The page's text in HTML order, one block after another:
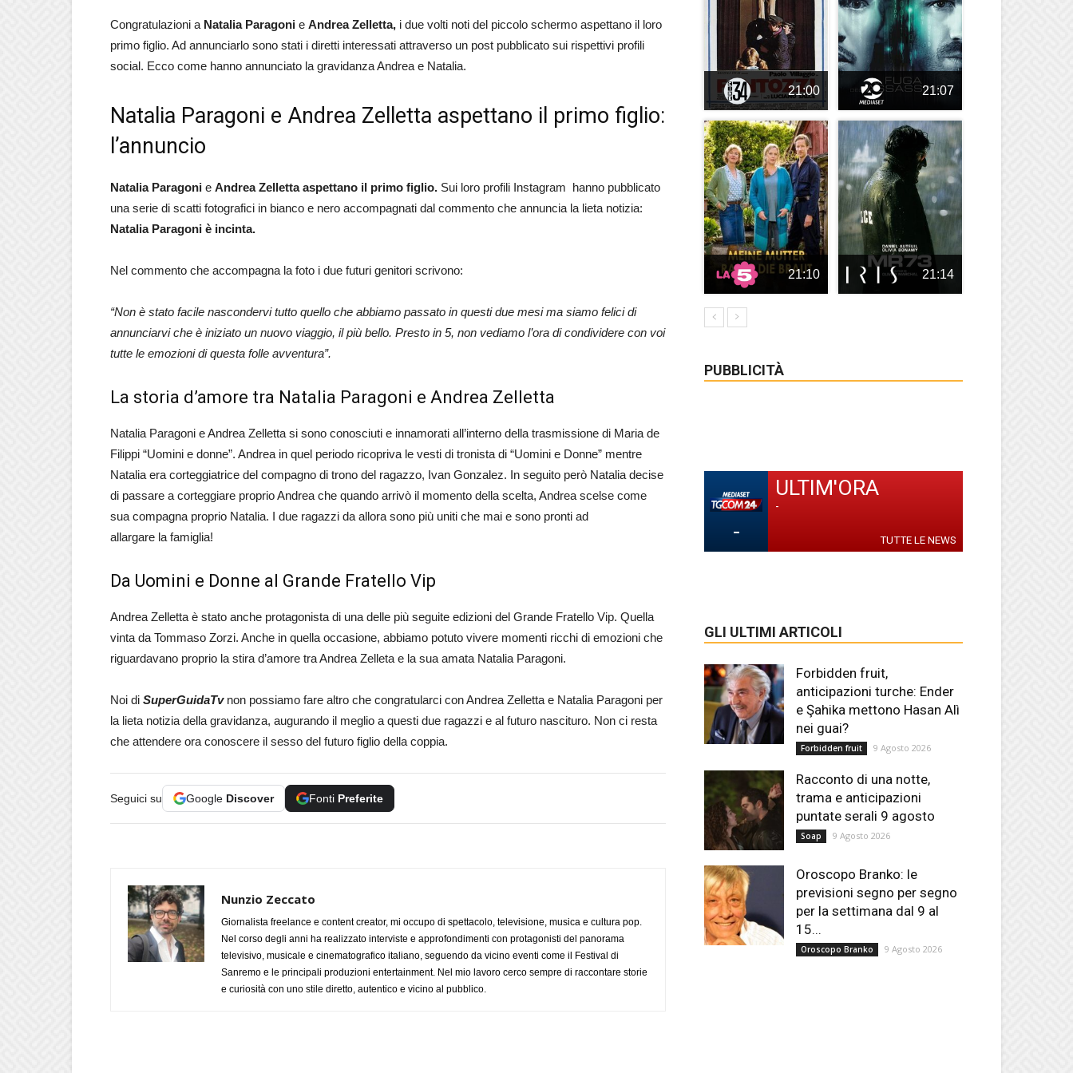
Congratulazioni a Natalia Paragoni e Andrea Zelletta, i due volti noti del piccolo schermo aspettano il loro
primo figlio. Ad annunciarlo sono stati i diretti interessati attraverso un post pubblicato sui rispettivi profili
social. Ecco come hanno annunciato la gravidanza Andrea e Natalia.
Natalia Paragoni e Andrea Zelletta aspettano il primo figlio:
l’annuncio
Natalia Paragoni e Andrea Zelletta aspettano il primo figlio. Sui loro profili Instagram hanno pubblicato
una serie di scatti fotografici in bianco e nero accompagnati dal commento che annuncia la lieta notizia:
Natalia Paragoni è incinta.
Nel commento che accompagna la foto i due futuri genitori scrivono:
“Non è stato facile nascondervi tutto quello che abbiamo passato in questi due mesi ma siamo felici di
annunciarvi che è iniziato un nuovo viaggio, il più bello. Presto in 5, non vediamo l’ora di condividere con voi
tutte le emozioni di questa folle avventura”.
La storia d’amore tra Natalia Paragoni e Andrea Zelletta
Natalia Paragoni e Andrea Zelletta si sono conosciuti e innamorati all’interno della trasmissione di Maria de
Filippi “Uomini e donne”. Andrea in quel periodo ricopriva le vesti di tronista di “Uomini e Donne” mentre
Natalia era corteggiatrice del compagno di trono del ragazzo, Ivan Gonzalez. In seguito però Natalia decise
di passare a corteggiare proprio Andrea che quando arrivò il momento della scelta, Andrea scelse come
sua compagna proprio Natalia. I due ragazzi da allora sono più uniti che mai e sono pronti ad
allargare la famiglia!
Da Uomini e Donne al Grande Fratello Vip
Andrea Zelletta è stato anche protagonista di una delle più seguite edizioni del Grande Fratello Vip. Quella
vinta da Tommaso Zorzi. Anche in quella occasione, abbiamo potuto vivere momenti ricchi di emozioni che
riguardavano proprio la stira d’amore tra Andrea Zelleta e la sua amata Natalia Paragoni.
Noi di SuperGuidaTvnon possiamo fare altro che congratularci con Andrea Zelletta e Natalia Paragoni per
la lieta notizia della gravidanza, augurando il meglio a questi due ragazzi e al futuro nascituro. Non ci resta
che attendere ora conoscere il sesso del futuro figlio della coppia.
Seguici su Google Discover Fonti Preferite
Nunzio Zeccato
Giornalista freelance e content creator, mi occupo di spettacolo, televisione, musica e cultura pop.
Nel corso degli anni ha realizzato interviste e approfondimenti con protagonisti del panorama
televisivo, musicale e cinematografico italiano, seguendo da vicino eventi come il Festival di
Sanremo e le principali produzioni entertainment. Nel mio lavoro cerco sempre di raccontare storie
e curiosità con uno stile diretto, autentico e vicino al pubblico.
21:00 21:07
21:10 21:14
PUBBLICITÀ
-
ULTIM'ORA
-
TUTTE LE NEWS
GLI ULTIMI ARTICOLI
Forbidden fruit,
anticipazioni turche: Ender
e Şahika mettono Hasan Alì
nei guai?
Forbidden fruit 9 Agosto 2026
Racconto di una notte,
trama e anticipazioni
puntate serali 9 agosto
Soap 9 Agosto 2026
Oroscopo Branko: le
previsioni segno per segno
per la settimana dal 9 al
15...
Oroscopo Branko 9 Agosto 2026